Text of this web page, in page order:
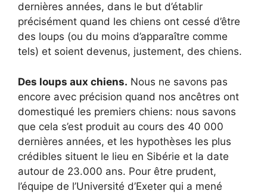
dernières années, dans le but d’établir
précisément quand les chiens ont cessé d’être
des loups (ou du moins d’apparaître comme
tels) et soient devenus, justement, des chiens.
Des loups aux chiens. Nous ne savons pas
encore avec précision quand nos ancêtres ont
domestiqué les premiers chiens: nous savons
que cela s’est produit au cours des 40 000
dernières années, et les hypothèses les plus
crédibles situent le lieu en Sibérie et la date
autour de 23.000 ans. Pour être prudent,
l’équipe de l’Université d’Exeter qui a mené